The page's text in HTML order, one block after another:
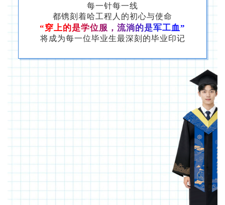
每一针每一线
都镌刻着哈工程人的初心与使命
“穿上的是学位服，流淌的是军工血”
将成为每一位毕业生最深刻的毕业印记